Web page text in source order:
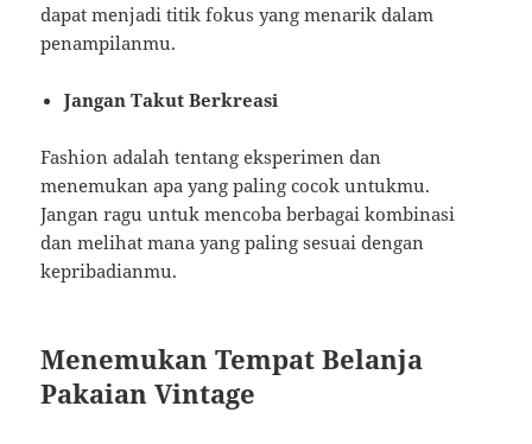
dapat menjadi titik fokus yang menarik dalam
penampilanmu.
Jangan Takut Berkreasi
Fashion adalah tentang eksperimen dan
menemukan apa yang paling cocok untukmu.
Jangan ragu untuk mencoba berbagai kombinasi
dan melihat mana yang paling sesuai dengan
kepribadianmu.
Menemukan Tempat Belanja
Pakaian Vintage